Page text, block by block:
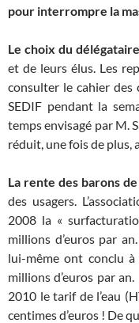
pour interrompre la
Le choix du délégataire
et de leurs élus. Les
consulter le cahier des
SEDIF pendant la
temps envisagé par M.
réduit, une fois de plus,
La rente des barons de
des usagers.
2008 la «
millions d’euros par
lui-même ont conclu
millions d’euros par
2010 le tarif de l’eau
centimes d’euros ! De